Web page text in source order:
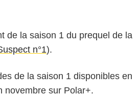
de la saison 1 du prequel de la
n°1).
de la saison 1 disponibles en
novembre sur Polar+.